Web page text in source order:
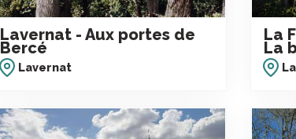
Lavernat - Aux portes de
Bercé
Lavernat
La
La